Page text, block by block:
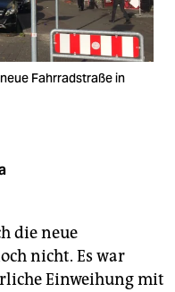
Fahrradstraße in
die neue
nicht. Es war
Einweihung mit